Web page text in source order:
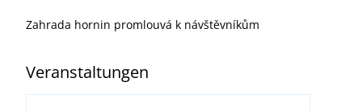
Zahrada hornin promlouvá k návštěvníkům
Veranstaltungen